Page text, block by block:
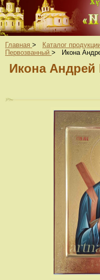
Главная > Каталог
Первозванный > Икона
Икона